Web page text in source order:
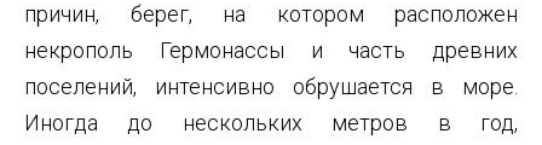
причин, берег, на котором расположен
некрополь Гермонассы и часть древних
поселений, интенсивно обрушается в море.
Иногда до нескольких метров в год,